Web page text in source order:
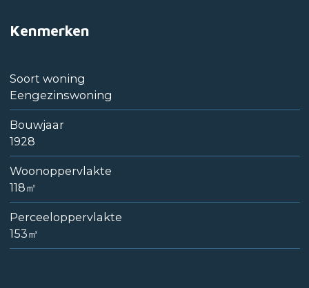
Kenmerken
Soort woning
Eengezinswoning
Bouwjaar
1928
Woonoppervlakte
118㎡
Perceeloppervlakte
153㎥